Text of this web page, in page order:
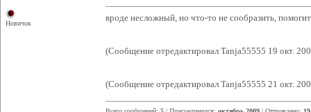
Новичок
вроде несложный, но что-то не сообразить,
(Сообщение отредактировал Tanja55555 19 окт.
(Сообщение отредактировал Tanja55555 21 окт.